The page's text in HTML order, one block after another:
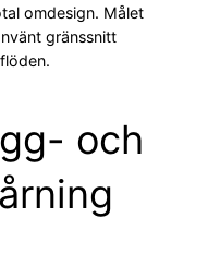
omdesign. Målet
gränssnitt
och